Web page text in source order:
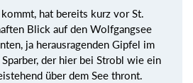
hat bereits kurz vor St.
Blick auf den Wolfgangsee
ja herausragenden Gipfel im
der hier bei Strobl wie ein
über dem See thront.